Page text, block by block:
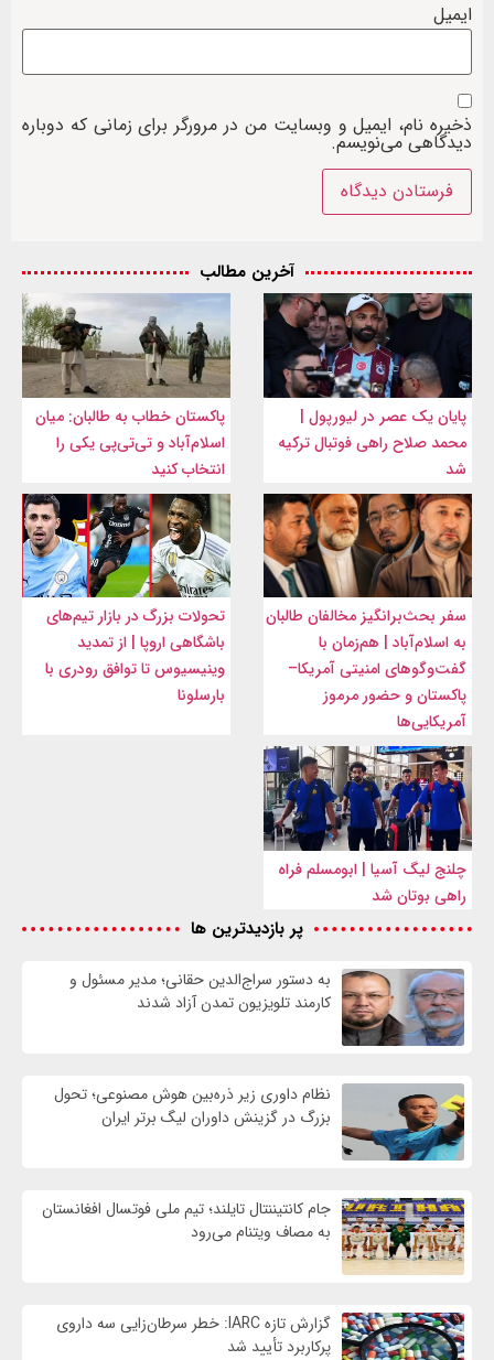
ایمیل
ذخیره نام، ایمیل و وبسایت من در مرورگر برای زمانی که دوباره
دیدگاهی می‌نویسم.
آخرین مطالب
پایان یک عصر در لیورپول |
محمد صلاح راهی فوتبال ترکیه
شد
پاکستان خطاب به طالبان: میان
اسلام‌آباد و تی‌تی‌پی یکی را
انتخاب کنید
سفر بحث‌برانگیز مخالفان طالبان
به اسلام‌آباد | هم‌زمان با
گفت‌وگوهای امنیتی آمریکا–
پاکستان و حضور مرموز
آمریکایی‌ها
تحولات بزرگ در بازار تیم‌های
باشگاهی اروپا | از تمدید
وینیسیوس تا توافق رودری با
بارسلونا
چلنج لیگ آسیا | ابومسلم فراه
راهی بوتان شد
پر بازدیدترین ها
به دستور سراج‌الدین حقانی؛ مدیر مسئول و
کارمند تلویزیون تمدن آزاد شدند
نظام داوری زیر ذره‌بین هوش مصنوعی؛ تحول
بزرگ در گزینش داوران لیگ برتر ایران
جام کانتیننتال تایلند؛ تیم ملی فوتسال افغانستان
به مصاف ویتنام می‌رود
گزارش تازه IARC: خطر سرطان‌زایی سه داروی
پرکاربرد تأیید شد